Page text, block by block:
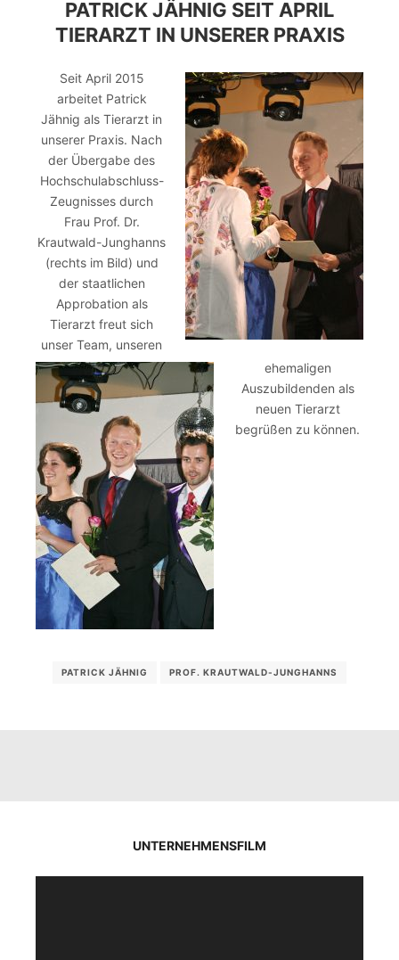
PATRICK JÄHNIG SEIT APRIL
TIERARZT IN UNSERER PRAXIS
Seit April 2015
arbeitet Patrick
Jähnig als Tierarzt in
unserer Praxis. Nach
der Übergabe des
Hochschulabschluss-
Zeugnisses durch
Frau Prof. Dr.
Krautwald-Junghanns
(rechts im Bild) und
der staatlichen
Approbation als
Tierarzt freut sich
unser Team, unseren
ehemaligen
Auszubildenden als
neuen Tierarzt
begrüßen zu können.
PATRICK JÄHNIG PROF. KRAUTWALD-JUNGHANNS
UNTERNEHMENSFILM